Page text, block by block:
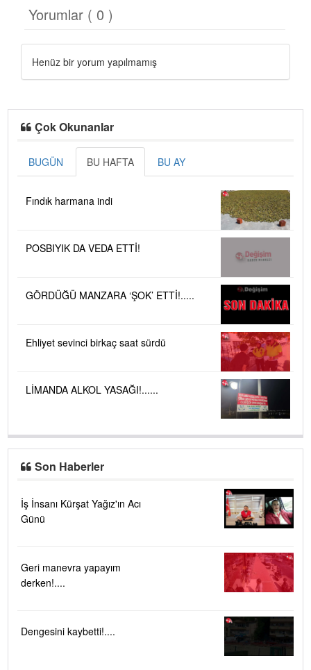
Yorumlar ( 0 )
Henüz bir yorum yapılmamış
Çok Okunanlar
BUGÜN BU HAFTA BU AY
Fındık harmana indi
POSBIYIK DA VEDA ETTİ!
GÖRDÜĞÜ MANZARA ‘ŞOK’ ETTİ!.....
Ehliyet sevinci birkaç saat sürdü
LİMANDA ALKOL YASAĞI!......
Son Haberler
İş İnsanı Kürşat Yağız'ın Acı
Günü
Geri manevra yapayım
derken!....
Dengesini kaybetti!....